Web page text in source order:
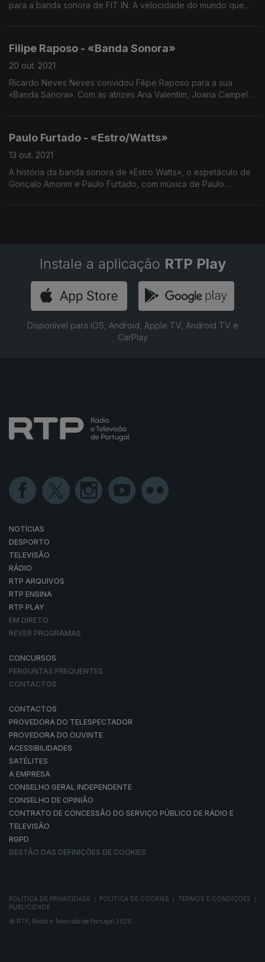
para a banda sonora de FIT IN. A velocidade do mundo que
Filipe Raposo - «Banda Sonora»
20 out. 2021
Ricardo Neves Neves convidou Filipe Raposo para a sua
«Banda Sanora». Com as atrizes Ana Valentim, Joana Campelo,
Paulo Furtado - «Estro/Watts»
13 out. 2021
A história da banda sonora de «Estro Watts», o espetáculo de
Gonçalo Amorim e Paulo Furtado, com música de Paulo
Instale a aplicação RTP Play
Disponível para iOS, Android, Apple TV, Android TV e
CarPlay
NOTÍCIAS
DESPORTO
TELEVISÃO
RÁDIO
RTP ARQUIVOS
RTP ENSINA
RTP PLAY
EM DIRETO
REVER PROGRAMAS
CONCURSOS
PERGUNTAS FREQUENTES
CONTACTOS
CONTACTOS
PROVEDORA DO TELESPECTADOR
PROVEDORA DO OUVINTE
ACESSIBILIDADES
SATÉLITES
A EMPRESA
CONSELHO GERAL INDEPENDENTE
CONSELHO DE OPINIÃO
CONTRATO DE CONCESSÃO DO SERVIÇO PÚBLICO DE RÁDIO E
TELEVISÃO
RGPD
GESTÃO DAS DEFINIÇÕES DE COOKIES
POLÍTICA DE PRIVACIDADE POLÍTICA DE COOKIES TERMOS E CONDIÇÕES
PUBLICIDADE
© RTP, Rádio e Televisão de Portugal 2026